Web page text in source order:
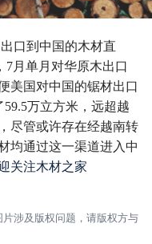
口到中国的木材直
7月单月对华原木出口
美国对中国的锯材出口
万立方米，远超越
尽管或许存在经越南转
均通过这一渠道进入中
关注木材之家
涉及版权问题，请版权方与